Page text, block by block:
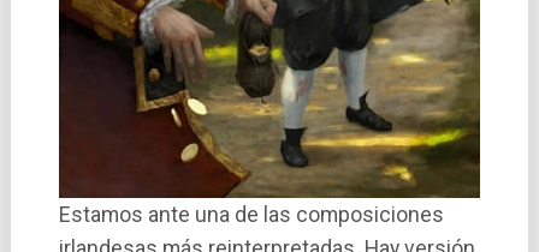
Estamos ante una de las composiciones